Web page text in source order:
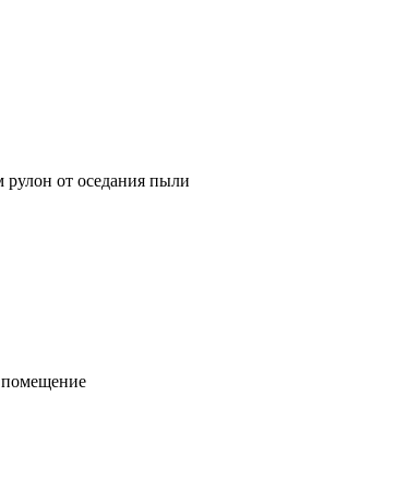
от оседания пыли
помещение